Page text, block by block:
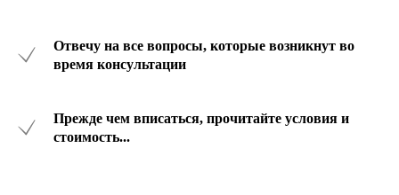
Отвечу на все вопросы, которые возникнут во
время консультации
Прежде чем вписаться, прочитайте условия и
стоимость...